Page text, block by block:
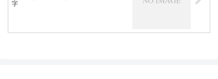
字